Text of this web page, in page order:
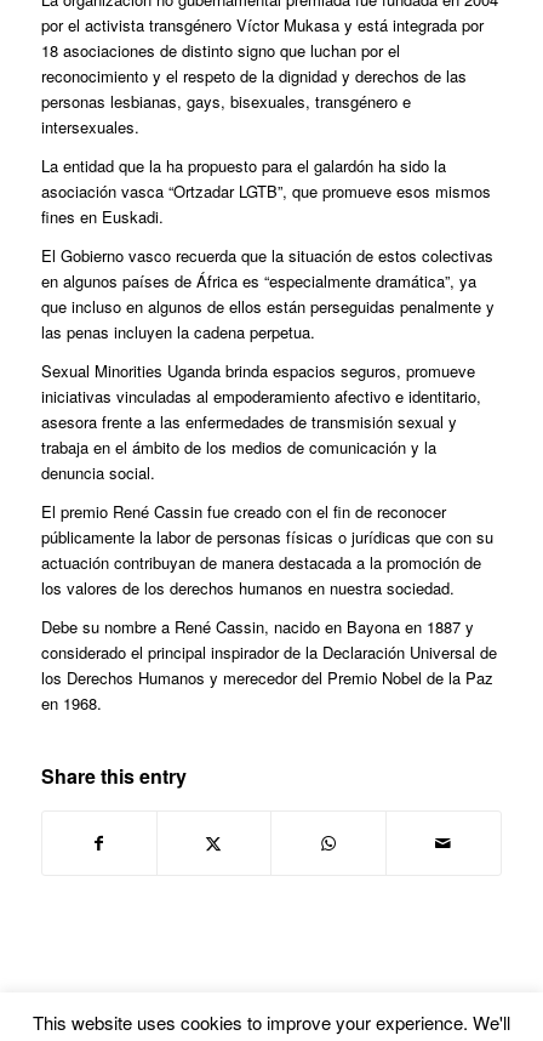
por el activista transgénero Víctor Mukasa y está integrada por
18 asociaciones de distinto signo que luchan por el
reconocimiento y el respeto de la dignidad y derechos de las
personas lesbianas, gays, bisexuales, transgénero e
intersexuales.
La entidad que la ha propuesto para el galardón ha sido la
asociación vasca “Ortzadar LGTB”, que promueve esos mismos
fines en Euskadi.
El Gobierno vasco recuerda que la situación de estos colectivas
en algunos países de África es “especialmente dramática”, ya
que incluso en algunos de ellos están perseguidas penalmente y
las penas incluyen la cadena perpetua.
Sexual Minorities Uganda brinda espacios seguros, promueve
iniciativas vinculadas al empoderamiento afectivo e identitario,
asesora frente a las enfermedades de transmisión sexual y
trabaja en el ámbito de los medios de comunicación y la
denuncia social.
El premio René Cassin fue creado con el fin de reconocer
públicamente la labor de personas físicas o jurídicas que con su
actuación contribuyan de manera destacada a la promoción de
los valores de los derechos humanos en nuestra sociedad.
Debe su nombre a René Cassin, nacido en Bayona en 1887 y
considerado el principal inspirador de la Declaración Universal de
los Derechos Humanos y merecedor del Premio Nobel de la Paz
en 1968.
Share this entry
This website uses cookies to improve your experience. We'll